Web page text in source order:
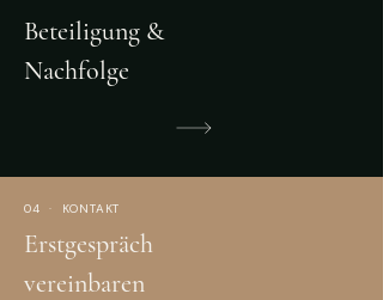
Beteiligung &
Nachfolge
04 · KONTAKT
Erstgespräch
vereinbaren